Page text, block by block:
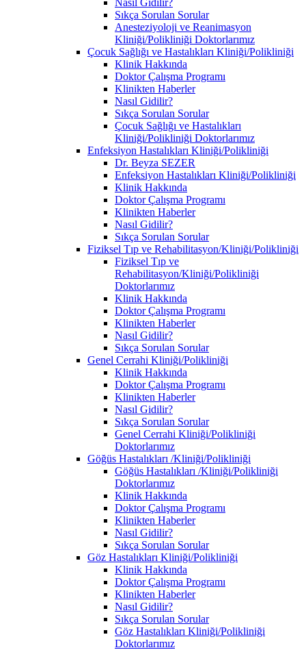
Sıkça Sorulan Sorular
Anesteziyoloji ve Reanimasyon
Kliniği/Polikliniği Doktorlarımız
Çocuk Sağlığı ve Hastalıkları Kliniği/Polikliniği
Klinik Hakkında
Doktor Çalışma Programı
Klinikten Haberler
Nasıl Gidilir?
Sıkça Sorulan Sorular
Çocuk Sağlığı ve Hastalıkları
Kliniği/Polikliniği Doktorlarımız
Enfeksiyon Hastalıkları Kliniği/Polikliniği
Dr. Beyza SEZER
Enfeksiyon Hastalıkları Kliniği/Polikliniği
Klinik Hakkında
Doktor Çalışma Programı
Klinikten Haberler
Nasıl Gidilir?
Sıkça Sorulan Sorular
Fiziksel Tıp ve Rehabilitasyon/Kliniği/Polikliniği
Fiziksel Tıp ve
Rehabilitasyon/Kliniği/Polikliniği
Doktorlarımız
Klinik Hakkında
Doktor Çalışma Programı
Klinikten Haberler
Nasıl Gidilir?
Sıkça Sorulan Sorular
Genel Cerrahi Kliniği/Polikliniği
Klinik Hakkında
Doktor Çalışma Programı
Klinikten Haberler
Nasıl Gidilir?
Sıkça Sorulan Sorular
Genel Cerrahi Kliniği/Polikliniği
Doktorlarımız
Göğüs Hastalıkları /Kliniği/Polikliniği
Göğüs Hastalıkları /Kliniği/Polikliniği
Doktorlarımız
Klinik Hakkında
Doktor Çalışma Programı
Klinikten Haberler
Nasıl Gidilir?
Sıkça Sorulan Sorular
Göz Hastalıkları Kliniği/Polikliniği
Klinik Hakkında
Doktor Çalışma Programı
Klinikten Haberler
Nasıl Gidilir?
Sıkça Sorulan Sorular
Göz Hastalıkları Kliniği/Polikliniği
Doktorlarımız